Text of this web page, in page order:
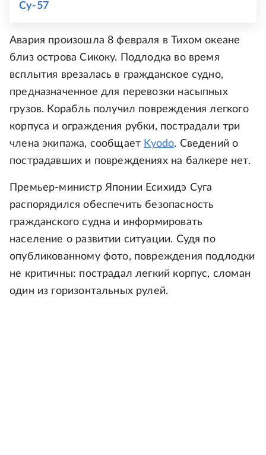
Су-57
Авария произошла 8 февраля в Тихом океане
близ острова Сикоку. Подлодка во время
всплытия врезалась в гражданское судно,
предназначенное для перевозки насыпных
грузов. Корабль получил повреждения легкого
корпуса и ограждения рубки, пострадали три
члена экипажа, сообщает Kyodo. Сведений о
пострадавших и повреждениях на балкере нет.
Премьер-министр Японии Есихидэ Суга
распорядился обеспечить безопасность
гражданского судна и информировать
население о развитии ситуации. Судя по
опубликованному фото, повреждения подлодки
не критичны: пострадал легкий корпус, сломан
один из горизонтальных рулей.